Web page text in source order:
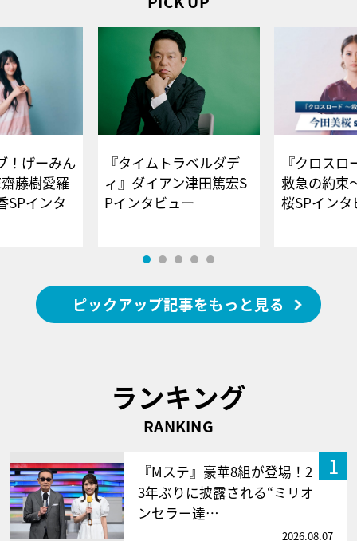
！げーみん
藤樹愛羅
SPインタ
『タイムトラベルダデ
ィ』ダイアン津田篤宏S
Pインタビュー
『クロス
救急の約束
桜SPイ
ピックアップ記事をもっと見る
ランキング
RANKING
1
『Mステ』豪華8組が登場！2
3年ぶりに披露される“ミリオ
ンセラー達…
2026.08.07